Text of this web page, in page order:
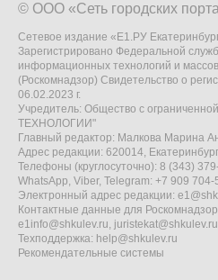
© ООО «Сеть городских
Сетевое издание «Е1.РУ
Зарегистрировано Федеральной
информационных технологий и
(Роскомнадзор) Свидетельство о
06.02.2023 г.
Учредитель: Общество с
ТЕХНОЛОГИИ"
Главный редактор: Малкова Марина
Адрес редакции: 620014,
Телефоны (круглосуточно): 8 (343)
WhatsApp, Viber, Telegram: +7 909 704-
Электронный адрес редакции:
Контактные данные для
e1info@shkulev.ru, juristekat@shkulev.ru
Техподдержка: help@shkulev.ru
Рекомендательные системы